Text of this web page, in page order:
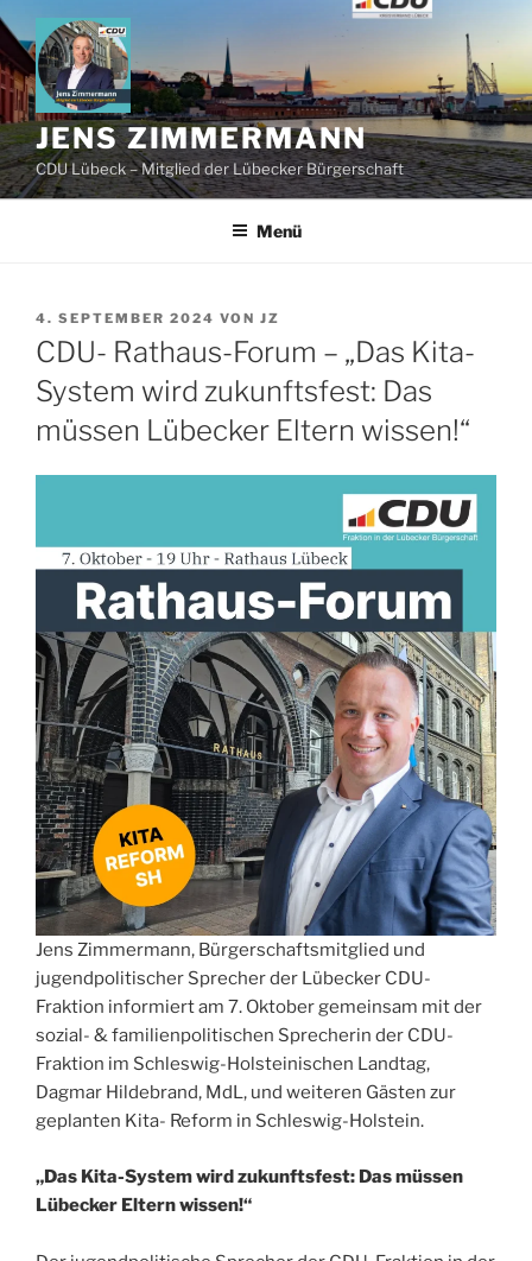
Zum
Inhalt
springen
JENS ZIMMERMANN
CDU Lübeck – Mitglied der Lübecker Bürgerschaft
Menü
VERÖFFENTLICHT
AM
4. SEPTEMBER 2024 VON JZ
CDU- Rathaus-Forum – „Das Kita-
System wird zukunftsfest: Das
müssen Lübecker Eltern wissen!“
Jens Zimmermann, Bürgerschaftsmitglied und
jugendpolitischer Sprecher der Lübecker CDU-
Fraktion informiert am 7. Oktober gemeinsam mit der
sozial- & familienpolitischen Sprecherin der CDU-
Fraktion im Schleswig-Holsteinischen Landtag,
Dagmar Hildebrand, MdL, und weiteren Gästen zur
geplanten Kita- Reform in Schleswig-Holstein.
„Das Kita-System wird zukunftsfest: Das müssen
Lübecker Eltern wissen!“